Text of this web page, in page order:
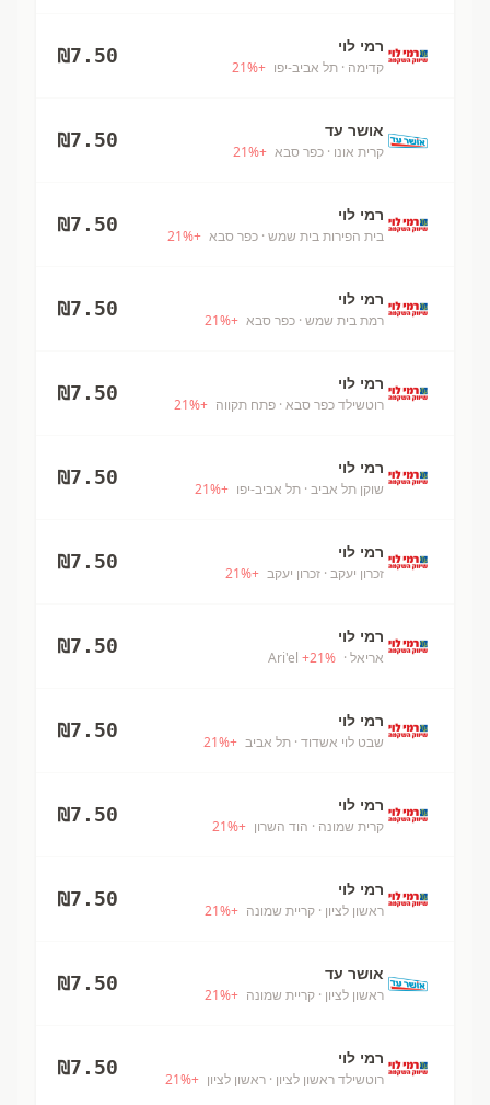
רמי לוי
קדימה · תל אביב-יפו +
21%
₪7.50
אושר עד
קרית אונו · כפר סבא +
21%
₪7.50
רמי לוי
בית הפירות בית שמש · כפר סבא +
21%
₪7.50
רמי לוי
רמת בית שמש · כפר סבא +
21%
₪7.50
רמי לוי
רוטשילד כפר סבא · פתח תקווה +
21%
₪7.50
רמי לוי
שוקן תל אביב · תל אביב-יפו +
21%
₪7.50
רמי לוי
זכרון יעקב · זכרון יעקב +
21%
₪7.50
רמי לוי
אריאל · Ari'el
+21%
₪7.50
רמי לוי
שבט לוי אשדוד · תל אביב +
21%
₪7.50
רמי לוי
קרית שמונה · הוד השרון +
21%
₪7.50
רמי לוי
ראשון לציון · קריית שמונה +
21%
₪7.50
אושר עד
ראשון לציון · קריית שמונה +
21%
₪7.50
רמי לוי
רוטשילד ראשון לציון · ראשון לציון +
21%
₪7.50